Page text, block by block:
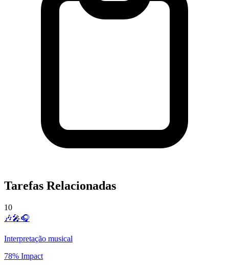
Tarefas Relacionadas
10
🎶🎤🎧
Interpretação musical
78% Impact